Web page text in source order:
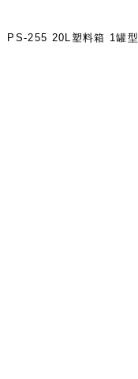
PS-255 20L塑料箱 1罐型